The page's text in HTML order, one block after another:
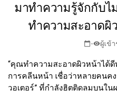
มาทำความรู้จักกับไ
ทำความสะอาดผิ
calendar_today-visibilityผู้เข้
“คุณทำความสะอาดผิวหน้าได้ดี
การคลีนหน้า เชื่อว่าหลายคนค
วอเตอร์” ที่กำลังฮิตติดลมบนใ